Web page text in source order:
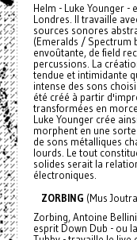
Helm - Luke Younger -
Londres. Il travaille
sources sonores
(Emeralds / Spectrum
envoûtante, de field
percussions. La
tendue et intimidante
intense des sons
été créé à partir
transformées en
Luke Younger crée
morphent en une
de sons métalliques
lourds. Le tout
solides serait la
électroniques.
ZORBING (Mus
Zorbing, Antoine
esprit Down Dub - ou